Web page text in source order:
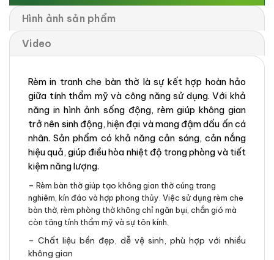
Hình ảnh sản phẩm
Video
Rèm in tranh che bàn thờ là sự kết hợp hoàn hảo
giữa tính thẩm mỹ và công năng sử dụng. Với khả
năng in hình ảnh sống động, rèm giúp không gian
trở nên sinh động, hiện đại và mang đậm dấu ấn cá
nhân. Sản phẩm có khả năng cản sáng, cản nắng
hiệu quả, giúp điều hòa nhiệt độ trong phòng và tiết
kiệm năng lượng.
– Rèm bàn thờ giúp tạo không gian thờ cúng trang
nghiêm, kín đáo và hợp phong thủy. Việc sử dụng rèm che
bàn thờ, rèm phòng thờ không chỉ ngăn bụi, chắn gió mà
còn tăng tính thẩm mỹ và sự tôn kính.
– Chất liệu bền đẹp, dễ vệ sinh, phù hợp với nhiều
không gian